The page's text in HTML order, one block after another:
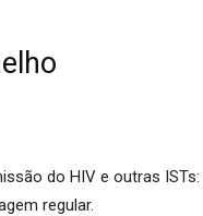
do HIV e outras ISTs:
regular.